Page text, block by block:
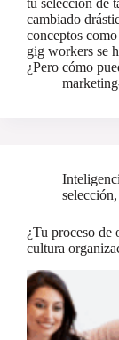
tu selección de
cambiado
conceptos
gig workers se
¿Pero cómo
selección,
¿Tu proceso de
cultura